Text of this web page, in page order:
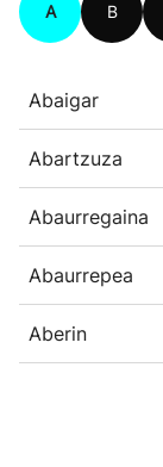
A B
Abaigar
Abartzuza
Abaurregaina
Abaurrepea
Aberin